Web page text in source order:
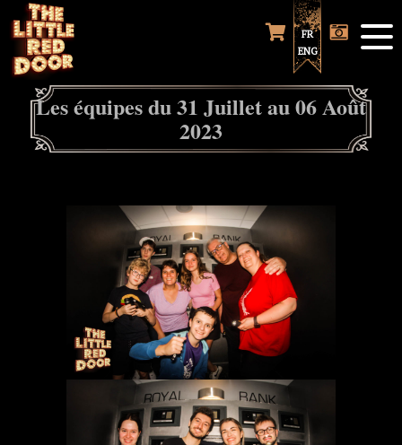
FR
ENG
Les équipes du 31 Juillet au 06 Août
2023